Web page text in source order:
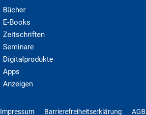
Bücher
E-Books
Zeitschriften
Seminare
Digitalprodukte
Apps
Anzeigen
Impressum Barrierefreiheitserklärung AGB